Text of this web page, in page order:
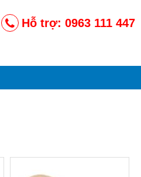
Hỗ trợ: 0963 111 447